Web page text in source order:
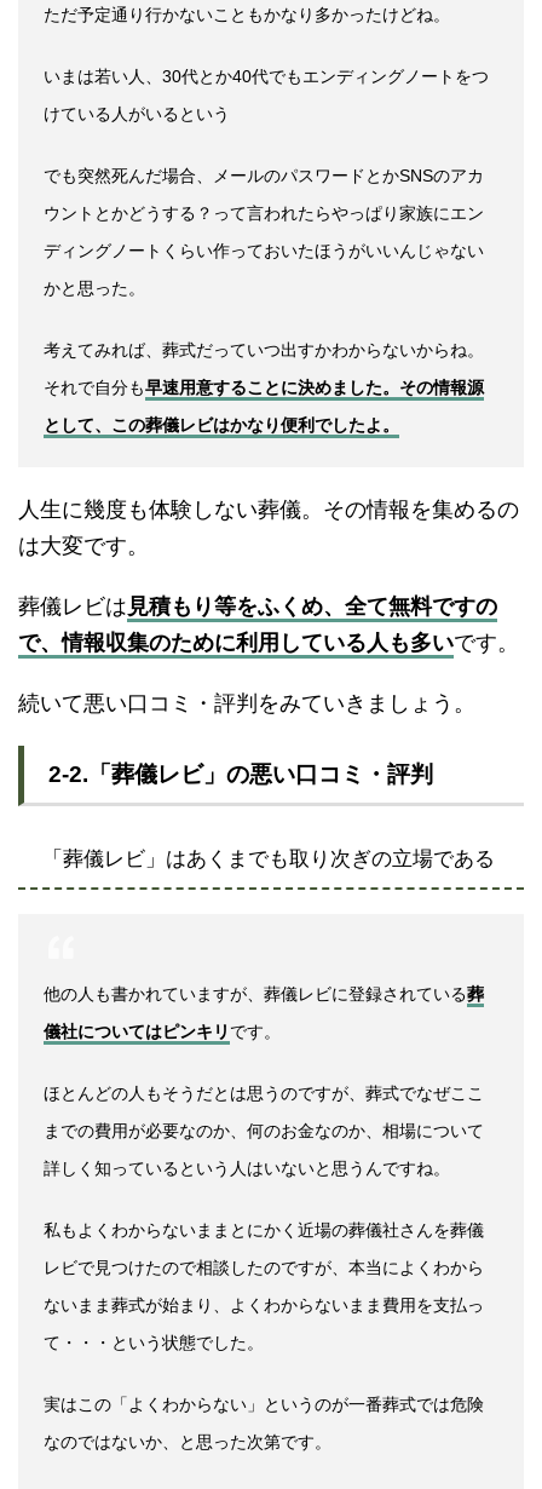
ただ予定通り行かないこともかなり多かったけどね。
いまは若い人、30代とか40代でもエンディングノートをつ
けている人がいるという
でも突然死んだ場合、メールのパスワードとかSNSのアカ
ウントとかどうする？って言われたらやっぱり家族にエン
ディングノートくらい作っておいたほうがいいんじゃない
かと思った。
考えてみれば、葬式だっていつ出すかわからないからね。
それで自分も早速用意することに決めました。その情報源
として、この葬儀レビはかなり便利でしたよ。
人生に幾度も体験しない葬儀。その情報を集めるの
は大変です。
葬儀レビは 見積もり等をふくめ、全て無料ですの
で、情報収集のために利用している人も多いです。
続いて悪い口コミ・評判をみていきましょう。
2-2.「葬儀レビ」の悪い口コミ・評判
「葬儀レビ」はあくまでも取り次ぎの立場である
他の人も書かれていますが、葬儀レビに登録されている葬
儀社についてはピンキリ です。
ほとんどの人もそうだとは思うのですが、葬式でなぜここ
までの費用が必要なのか、何のお金なのか、相場について
詳しく知っているという人はいないと思うんですね。
私もよくわからないままとにかく近場の葬儀社さんを葬儀
レビで見つけたので相談したのですが、本当によくわから
ないまま葬式が始まり、よくわからないまま費用を支払っ
て・・・という状態でした。
実はこの「よくわからない」というのが一番葬式では危険
なのではないか、と思った次第です。